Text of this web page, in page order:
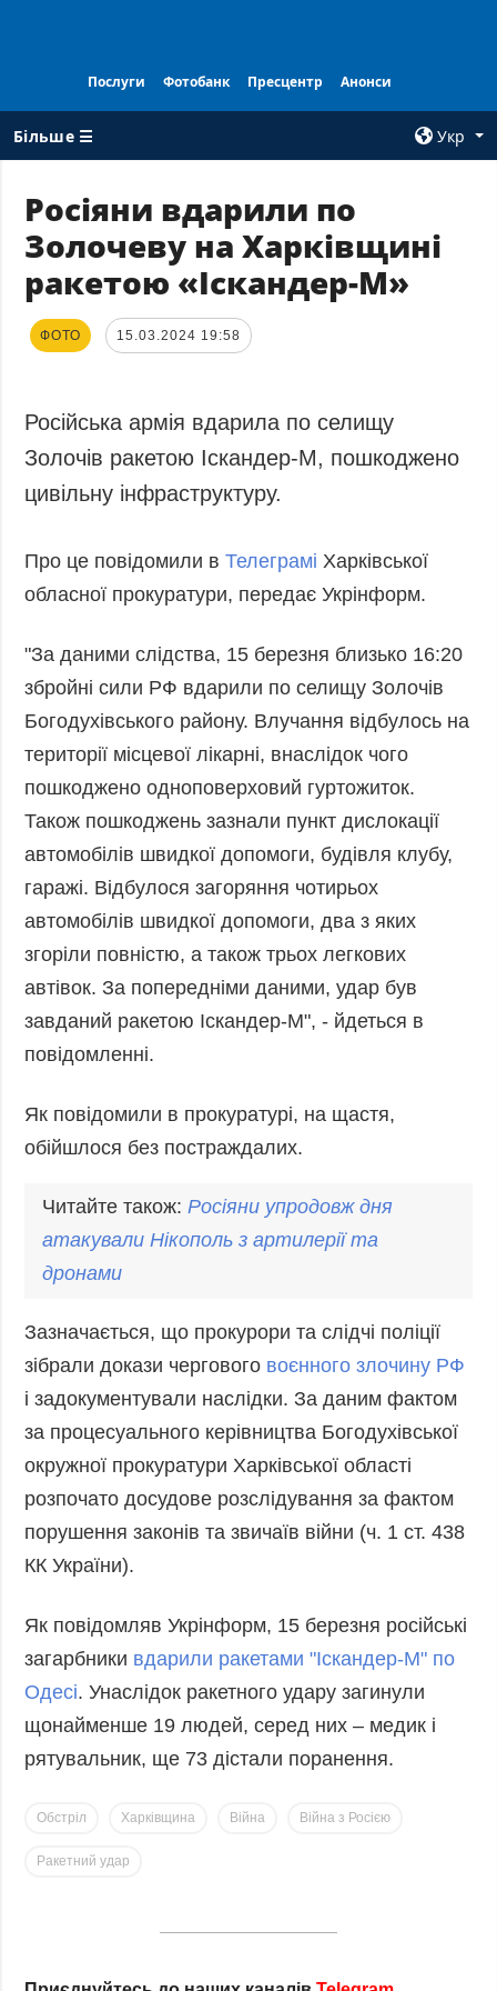
Послуги Фотобанк Пресцентр Анонси
Більше ☰
Укр
ВСI РУБРИКИ
Війна
Політика
Фактчеки
Світ
Регіони
Культура
Діаcпора
АГЕНТСТВО
Про нас
Правила
корупції
Політика
та захисту
даних
ЗВІТИ
РЕДАКЦІЙНИЙ
КОДЕКС
Розсилки
ДОДАТКОВО
Публікації
Інтерв'ю
Фото
Відео
Інфографіка
Лонгріди
партнерів
Конференції
Офіційні
Пресцентр
Анонси
Росіяни вдарили по
Золочеву на Харківщині
ракетою «Іскандер-М»
ФОТО 15.03.2024 19:58
Російська армія вдарила по селищу
Золочів ракетою Іскандер-М, пошкоджено
цивільну інфраструктуру.
Про це повідомили вТелеграмі Харківської
обласної прокуратури, передає Укрінформ.
"️За даними слідства, 15 березня близько 16:20
збройні сили РФ вдарили по селищу Золочів
Богодухівського району. Влучання відбулось на
території місцевої лікарні, внаслідок чого
пошкоджено одноповерховий гуртожиток.
Також пошкоджень зазнали пункт дислокації
автомобілів швидкої допомоги, будівля клубу,
гаражі. Відбулося загоряння чотирьох
автомобілів швидкої допомоги, два з яких
згоріли повністю, а також трьох легкових
автівок. За попередніми даними, удар був
завданий ракетою Іскандер-М", - йдеться в
повідомленні.
Як повідомили в прокуратурі, на щастя,
обійшлося без постраждалих.
Читайте також:Росіяни упродовж дня
атакувалиНікополь з артилерії та
дронами
Зазначається, що прокурори та слідчі поліції
зібрали докази чергового воєнного злочину РФ
і задокументували наслідки. За даним фактом
за процесуального керівництва Богодухівської
окружної прокуратури Харківської області
розпочато досудове розслідування за фактом
порушення законів та звичаїв війни (ч. 1 ст. 438
КК України).
Як повідомляв Укрінформ, 15 березня російські
загарбники вдарили ракетами "Іскандер-М" по
Одесі. Унаслідок ракетного удару загинули
щонайменше 19 людей, серед них – медик і
рятувальник, ще 73 дістали поранення.
Обстріл Харківщина Війна Війна з Росією
Ракетний удар